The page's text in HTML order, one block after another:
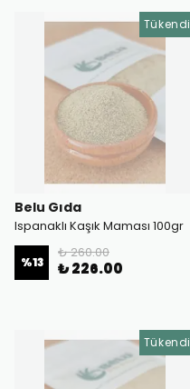
Tükendi
Belu Gıda
Ispanaklı Kaşık Maması 100gr
%13
₺ 260.00
₺ 226.00
Tükendi